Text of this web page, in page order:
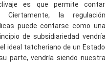
es que permite contar
Ciertamente, la regulación
puede contarse como una
de subsidiariedad vendría
ideal tatcheriano de un Estado
parte, vendría siendo nuestra